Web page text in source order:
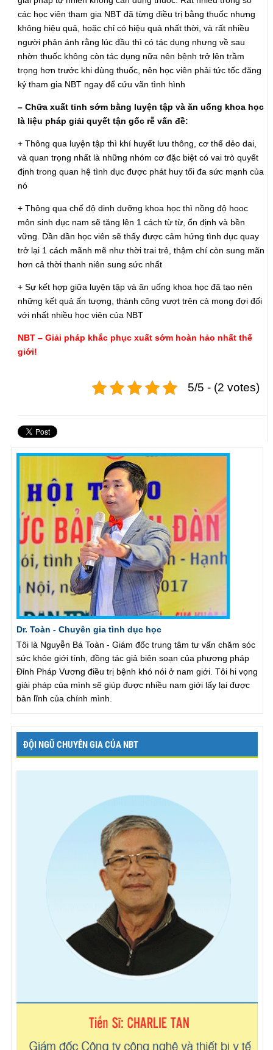
các học viên tham gia NBT đã từng điều trị bằng thuốc nhưng
không hiệu quả, hoặc chỉ có hiệu quả nhất thời, và rất nhiều
người phản ánh rằng lúc đầu thì có tác dụng nhưng về sau
nhờn thuốc không còn tác dụng nữa nên bệnh trở lên trầm
trọng hơn trước khi dùng thuốc, nên học viên phải tức tốc đăng
ký tham gia NBT ngay để cứu vãn tình hình
– Chữa xuất tinh sớm bằng luyện tập và ăn uống khoa học
là liệu pháp giải quyết tận gốc rễ vấn đề:
+ Thông qua luyện tập thì khí huyết lưu thông, cơ thể dẻo dai,
và quan trọng nhất là những nhóm cơ đặc biệt có vai trò quyết
định trong quan hệ tình dục được phát huy tối đa sức mạnh của
nó
+ Thông qua chế độ dinh dưỡng khoa học thì nồng độ hooc
môn sinh dục nam sẽ tăng lên 1 cách từ từ, ổn định và bền
vững. Dần dần học viên sẽ thấy được cảm hứng tình dục quay
trở lại 1 cách mãnh mẽ như thời trai trẻ, thậm chí còn sung mãn
hơn cả thời thanh niên sung sức nhất
+ Sự kết hợp giữa luyện tập và ăn uống khoa học đã tạo nên
những kết quả ấn tượng, thành công vượt trên cả mong đợi đối
với nhất nhiều học viên của NBT
NBT – Giải pháp khắc phục xuất sớm hoàn hảo nhất thế
giới!
5/5 - (2 votes)
Dr. Toàn - Chuyên gia tình dục học
Tôi là Nguyễn Bá Toàn - Giám đốc trung tâm tư vấn chăm sóc
sức khỏe giới tính, đồng tác giả biên soạn của phương pháp
Đỉnh Pháp Vương điều trị bệnh khó nói ở nam giới. Tôi hi vọng
giải pháp của mình sẽ giúp được nhiều nam giới lấy lại được
bản lĩnh của chính mình.
ĐỘI NGŨ CHUYÊN GIA CỦA NBT